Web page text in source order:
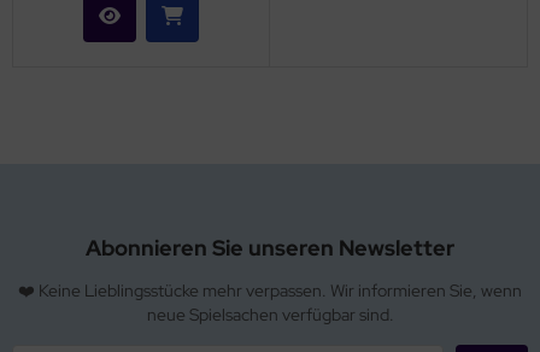
Abonnieren Sie unseren Newsletter
❤️ Keine Lieblingsstücke mehr verpassen. Wir informieren Sie, wenn
neue Spielsachen verfügbar sind.